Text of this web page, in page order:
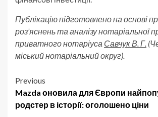
Публікацію підготовлено на основі
роз’яснень та аналізу нотаріальної
приватного нотаріуса Савчук В. Г.
міський нотаріальний округ).
Post
navigation
Previous
Mazda оновила для Європи
родстер в історії: оголошено ціни